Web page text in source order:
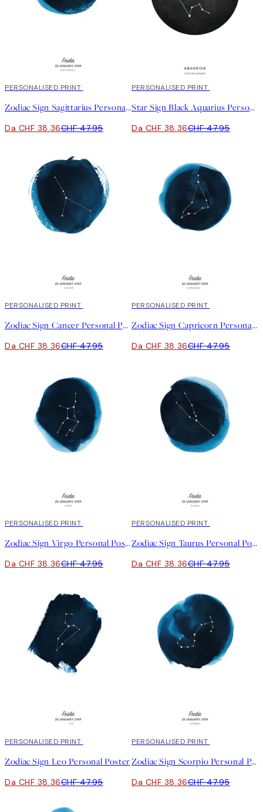
20%*
PERSONALISED PRINT
Zodiac Sign Sagittarius Personal Poster
Da CHF 38.36CHF 47.95
20%*
PERSONALISED PRINT
Star Sign Black Aquarius Personal Poster
Da CHF 38.36CHF 47.95
20%*
PERSONALISED PRINT
Zodiac Sign Cancer Personal Poster
Da CHF 38.36CHF 47.95
20%*
PERSONALISED PRINT
Zodiac Sign Capricorn Personal Poster
Da CHF 38.36CHF 47.95
20%*
PERSONALISED PRINT
Zodiac Sign Virgo Personal Poster
Da CHF 38.36CHF 47.95
20%*
PERSONALISED PRINT
Zodiac Sign Taurus Personal Poster
Da CHF 38.36CHF 47.95
20%*
PERSONALISED PRINT
Zodiac Sign Leo Personal Poster
Da CHF 38.36CHF 47.95
20%*
PERSONALISED PRINT
Zodiac Sign Scorpio Personal Poster
Da CHF 38.36CHF 47.95